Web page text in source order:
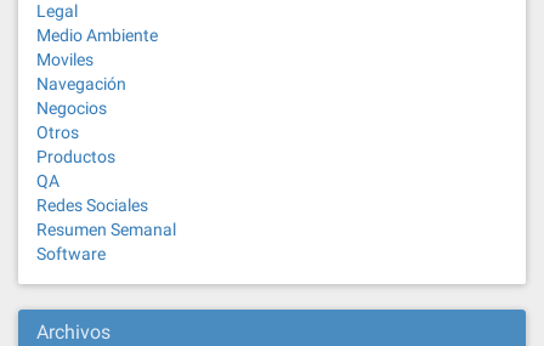
Legal
Medio Ambiente
Moviles
Navegación
Negocios
Otros
Productos
QA
Redes Sociales
Resumen Semanal
Software
Archivos